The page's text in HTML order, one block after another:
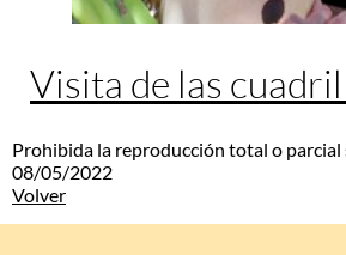
Visita de las
Prohibida la reproducción total o
08/05/2022
Volver